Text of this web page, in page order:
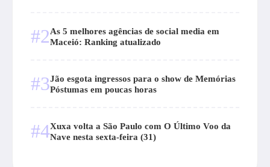
#2As 5 melhores agências de social media em
Maceió: Ranking atualizado
#3Jão esgota ingressos para o show de Memórias
Póstumas em poucas horas
#4Xuxa volta a São Paulo com O Último Voo da
Nave nesta sexta-feira (31)